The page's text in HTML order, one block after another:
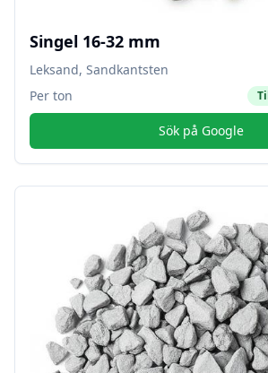
Singel 16-32 mm
Leksand, Sandkantsten
Per ton
Sök på Google